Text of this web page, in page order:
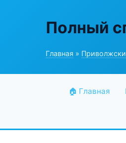
Полный
Главная »
🏠 Главная